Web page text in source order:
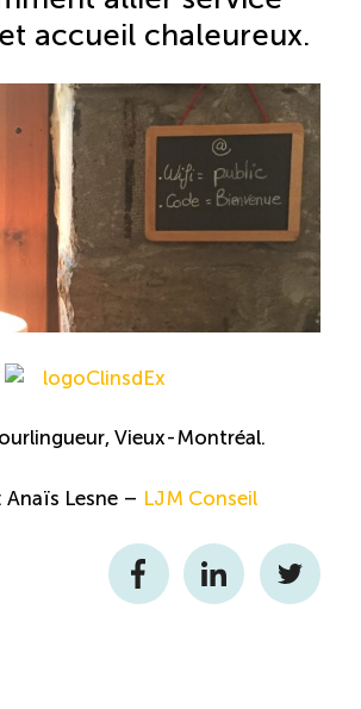
et subventions
et formations
travail-étude
en milieu de travail
des acquis
accueil chaleureux.
Vieux-Montréal.
Anaïs Lesne – LJM Conseil
FacebookLinkedInTwitter